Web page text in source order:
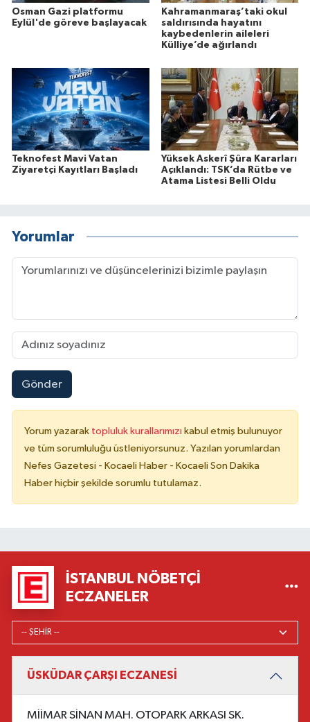
Osman Gazi platformu
Eylül'de göreve başlayacak
Kahramanmaraş’taki okul
saldırısında hayatını
kaybedenlerin aileleri
Külliye’de ağırlandı
Teknofest Mavi Vatan
Ziyaretçi Kayıtları Başladı
Yüksek Askerî Şûra Kararları
Açıklandı: TSK’da Rütbe ve
Atama Listesi Belli Oldu
Yorumlar
Gönder
Yorum yazarak topluluk kurallarımızı kabul etmiş bulunuyor
ve tüm sorumluluğu üstleniyorsunuz. Yazılan yorumlardan
Nefes Gazetesi - Kocaeli Haber - Kocaeli Son Dakika
Haber hiçbir şekilde sorumlu tutulamaz.
İSTANBUL NÖBETÇI
ECZANELER
ÜSKÜDAR ÇARŞI ECZANESİ
MİİMAR SİNAN MAH. OTOPARK ARKASI SK.